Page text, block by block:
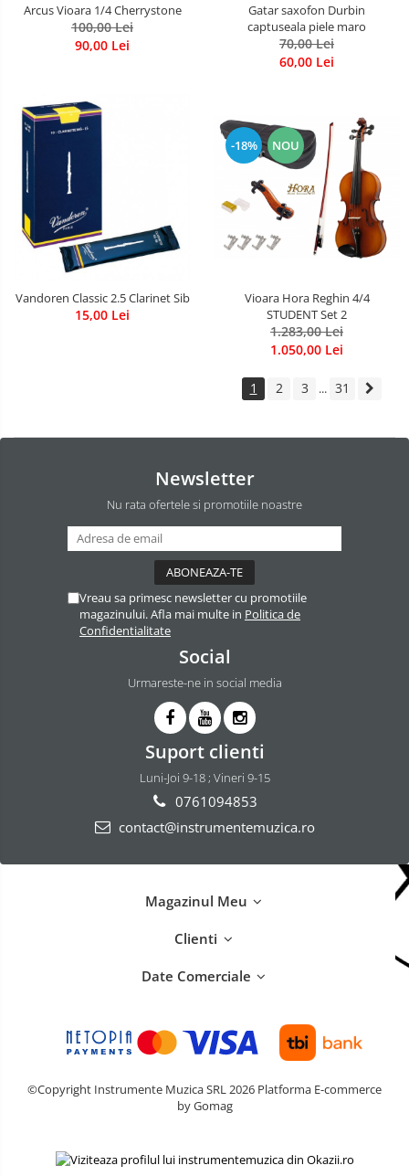
Arcus Vioara 1/4 Cherrystone
100,00 Lei
90,00 Lei
Gatar saxofon Durbin
captuseala piele maro
70,00 Lei
60,00 Lei
Vandoren Classic 2.5 Clarinet Sib
15,00 Lei
-18% NOU
Vioara Hora Reghin 4/4
STUDENT Set 2
1.283,00 Lei
1.050,00 Lei
1 2 3 ... 31
Newsletter
Nu rata ofertele si promotiile noastre
Vreau sa primesc newsletter cu promotiile
magazinului. Afla mai multe in Politica de
Confidentialitate
Social
Urmareste-ne in social media
Suport clienti
Luni-Joi 9-18 ; Vineri 9-15
0761094853
contact@instrumentemuzica.ro
Magazinul Meu
Clienti
Date Comerciale
©Copyright Instrumente Muzica SRL 2026 Platforma E-commerce
by Gomag